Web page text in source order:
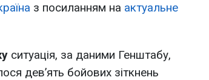
з посиланням на актуальне
ситуація, за даними Генштабу,
дев’ять бойових зіткнень